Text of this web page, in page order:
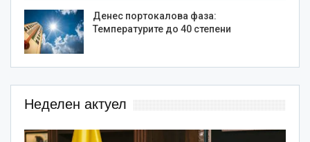
Денес портокалова фаза:
Температурите до 40 степени
Неделен актуел